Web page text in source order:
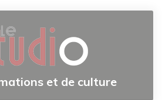
et de culture